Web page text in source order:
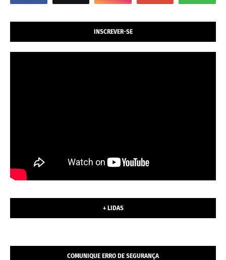
INSCREVER-SE
+ LIDAS
COMUNIQUE ERRO DE SEGURANÇA